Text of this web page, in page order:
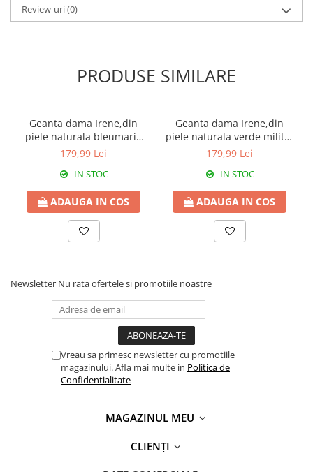
Review-uri(0)
PRODUSE SIMILARE
Geanta dama Irene,din
piele naturala bleumarin
8212
179,99 Lei
IN STOC
ADAUGA IN COS
Geanta dama Irene,din
piele naturala verde militar
8212
179,99 Lei
IN STOC
ADAUGA IN COS
Newsletter Nu rata ofertele si promotiile noastre
Vreau sa primesc newsletter cu promotiile
magazinului. Afla mai multe in Politica de
Confidentialitate
MAGAZINUL MEU
CLIENȚI